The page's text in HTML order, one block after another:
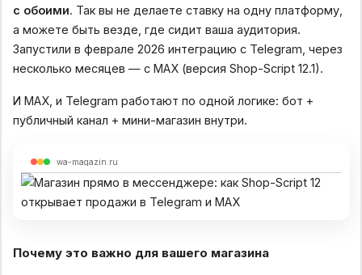
с обоими. Так вы не делаете ставку на одну платформу,
а можете быть везде, где сидит ваша аудитория.
Запустили в феврале 2026 интеграцию с Telegram, через
несколько месяцев — с MAX (версия Shop-Script 12.1).
И MAX, и Telegram работают по одной логике: бот +
публичный канал + мини-магазин внутри.
wa-magazin.ru
Почему это важно для вашего магазина